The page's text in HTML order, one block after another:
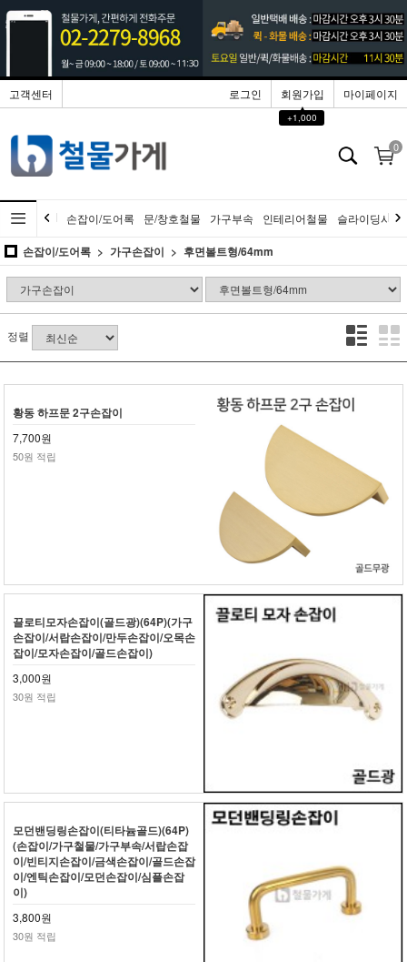
고객센터 로그인
회원가입
▲
+1,000
마이페이지
0
손잡이/도어록 문/창호철물 가구부속 인테리어철물 슬라이딩시스
손잡이/도어록 가구손잡이 후면볼트형/64mm
정렬
황동 하프문 2구손잡이
7,700원
50원 적립
끌로티모자손잡이(골드광)(64P)(가구
손잡이/서랍손잡이/만두손잡이/오목손
잡이/모자손잡이/골드손잡이)
3,000원
30원 적립
모던밴딩링손잡이(티타늄골드)(64P)
(손잡이/가구철물/가구부속/서랍손잡
이/빈티지손잡이/금색손잡이/골드손잡
이/엔틱손잡이/모던손잡이/심플손잡
이)
3,800원
30원 적립